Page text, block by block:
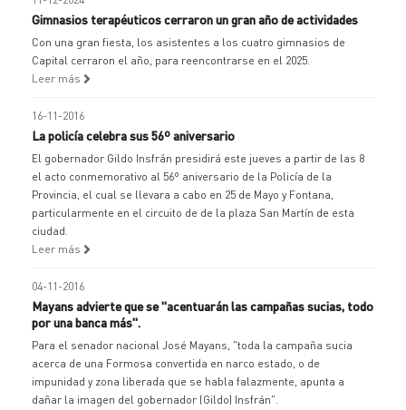
Gimnasios terapéuticos cerraron un gran año de actividades
Con una gran fiesta, los asistentes a los cuatro gimnasios de
Capital cerraron el año, para reencontrarse en el 2025.
Leer más
16-11-2016
La policía celebra sus 56º aniversario
El gobernador Gildo Insfrán presidirá este jueves a partir de las 8
el acto conmemorativo al 56º aniversario de la Policía de la
Provincia, el cual se llevara a cabo en 25 de Mayo y Fontana,
particularmente en el circuito de de la plaza San Martín de esta
ciudad.
Leer más
04-11-2016
Mayans advierte que se "acentuarán las campañas sucias, todo
por una banca más".
Para el senador nacional José Mayans, "toda la campaña sucia
acerca de una Formosa convertida en narco estado, o de
impunidad y zona liberada que se habla falazmente, apunta a
dañar la imagen del gobernador (Gildo) Insfrán".